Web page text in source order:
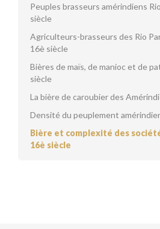
Peuples brasseurs amérindiens
siècle
Agriculteurs-brasseurs des Rio
16è siècle
Bières de maïs, de manioc et de
siècle
La bière de caroubier des
Densité du peuplement
Bière et complexité des
16è siècle